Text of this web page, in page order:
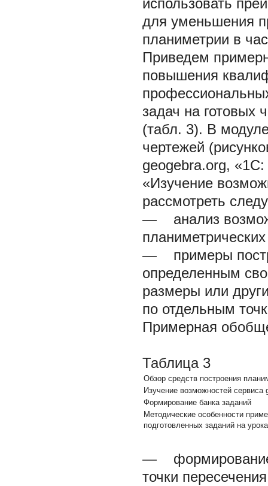
использовать
для уменьшения
планиметрии в
Приведем
повышения
задач на готовых
(табл. 3). В
чертежей
geogebra.org, «1С:
«Изучение
рассмотреть
— анализ
— примеры
определенным
размеры или
по отдельным
Примерная
Таблица 3
Обзор средств построения
Изучение возможностей сервиса
Формирование банка заданий
Методические особенности
подготовленных заданий на
— формирование
точки